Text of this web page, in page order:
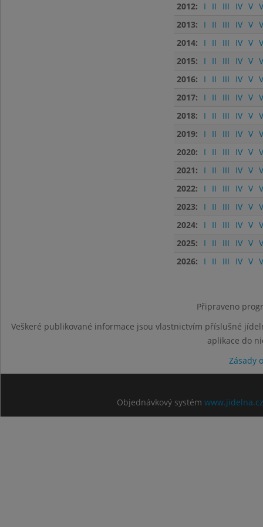
2012:
I II III IV V
2013:
I II III IV V
2014:
I II III IV V
2015:
I II III IV V
2016:
I II III IV V
2017:
I II III IV V
2018:
I II III IV V
2019:
I II III IV V
2020:
I II III IV V
2021:
I II III IV V
2022:
I II III IV V
2023:
I II III IV V
2024:
I II III IV V
2025:
I II III IV V
2026:
I II III IV V
Připraveno
Veškeré publikované informace jsou vlastnictvím příslušné
aplikace do
Zásady
Objednávkový systém www.jidelna.cz